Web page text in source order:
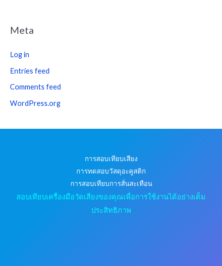
Meta
Log in
Entries feed
Comments feed
WordPress.org
การสอบเทียบเสียง
การทดสอบวัสดุอะคูสติก
การสอบเทียบการสั่นสะเทือน
สอบเทียบเครื่องมือวัดเสียงของคุณเพื่อการใช้งานได้อย่างเต็ม
ประสิทธิภาพ